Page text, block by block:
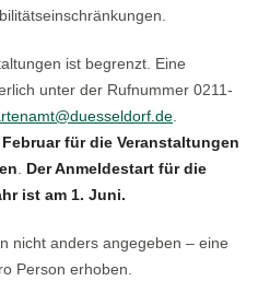
ist begrenzt. Eine
unter der Rufnummer 0211-
für die Veranstaltungen
Der Anmeldestart für die
ist am 1. Juni.
nicht anders angegeben – eine
Person erhoben.